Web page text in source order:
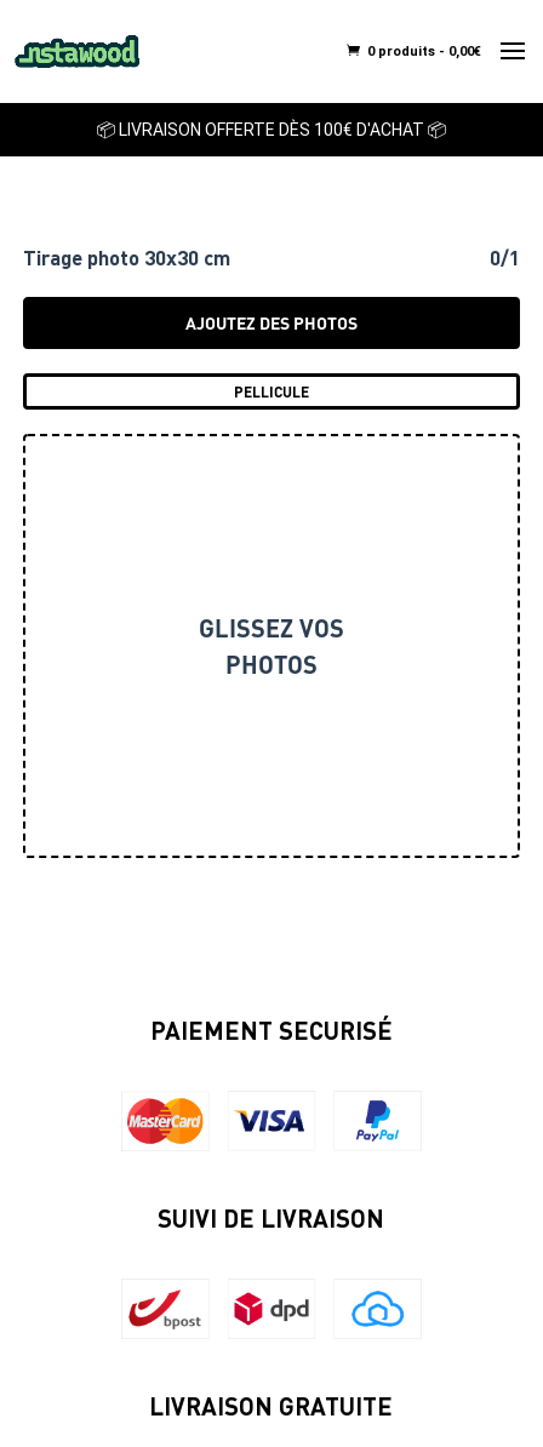
0 produits - 0,00€
📦 LIVRAISON OFFERTE DÈS 100€ D'ACHAT 📦
Tirage photo 30x30 cm 0/1
AJOUTEZ DES PHOTOS
PELLICULE
GLISSEZ VOS
PHOTOS
PAIEMENT SECURISÉ
SUIVI DE LIVRAISON
LIVRAISON GRATUITE